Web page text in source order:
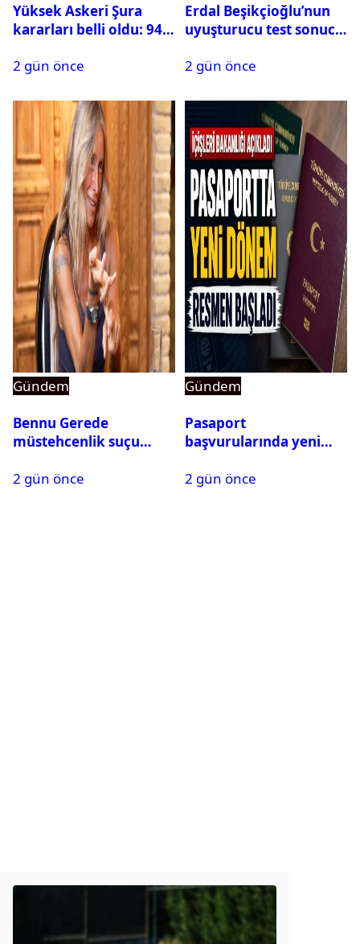
Yüksek Askeri Şura
kararları belli oldu: 94
2 gün önce
Erdal Beşikçioğlu’nun
uyuşturucu test sonucu
2 gün önce
Gündem
Bennu Gerede
müstehcenlik suçu
alındı
2 gün önce
Gündem
Pasaport
başvurularında yeni
2 gün önce